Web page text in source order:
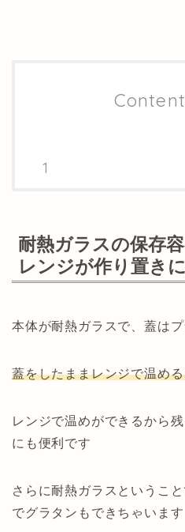
耐熱ガラスの保存
レンジが作り置き
本体が耐熱ガラスで、蓋はプ
蓋をしたままレンジで温め
レンジで温めができるから
にも便利です
さらに耐熱ガラスというこ
でグラタンもできちゃいます